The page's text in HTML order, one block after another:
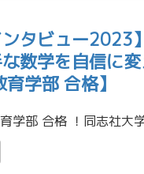
ンタビュー2023
数学を自信に
学部 合格】